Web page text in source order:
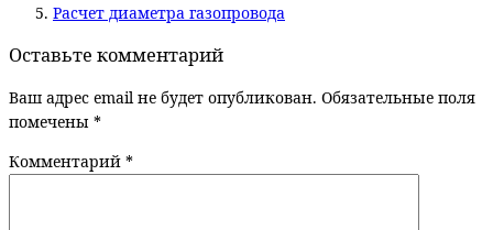
Расчет диаметра газопровода
Оставьте комментарий
Ваш адрес email не будет опубликован. Обязательные поля
помечены *
Комментарий *